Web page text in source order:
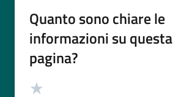
Quanto sono chiare le
informazioni su questa
pagina?
Valutazione